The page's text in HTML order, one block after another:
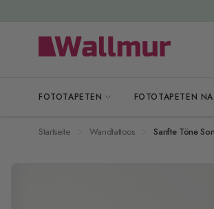
FOTOTAPETEN FOTOTAPETEN
Startseite Wandtattoos Sanfte Töne